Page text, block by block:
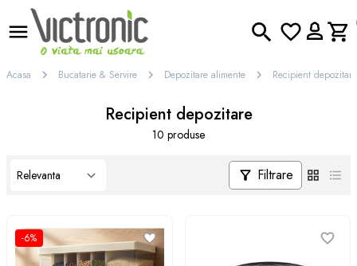
Acasa Bucatarie & Servire Depozitare alimente Recipient depozitare
Recipient depozitare
10 produse
Filtrare
-6%